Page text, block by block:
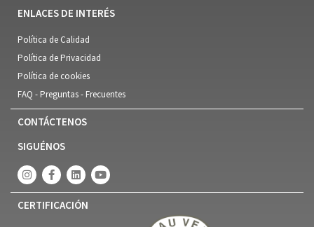
ENLACES DE INTERÉS
Política de Calidad
Política de Privacidad
Política de cookies
FAQ - Preguntas - Frecuentes
CONTÁCTENOS
SIGUÉNOS
CERTIFICACIÓN